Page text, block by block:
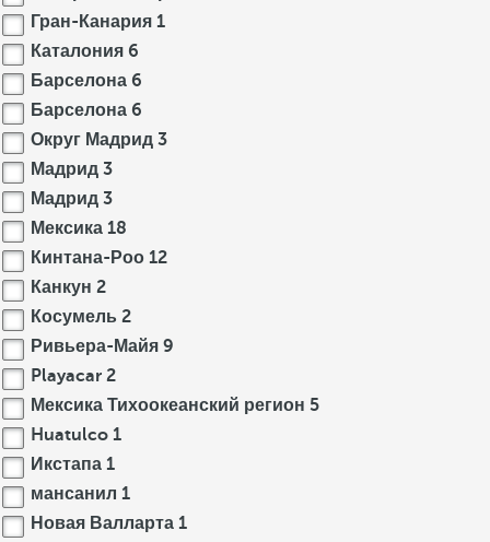
Гран-Канария 1
Каталония 6
Барселона 6
Барселона 6
Округ Мадрид 3
Мадрид 3
Мадрид 3
Мексика 18
Кинтана-Роо 12
Канкун 2
Косумель 2
Ривьера-Майя 9
Playacar 2
Мексика Тихоокеанский регион 5
Huatulco 1
Икстапа 1
мансанил 1
Новая Валларта 1